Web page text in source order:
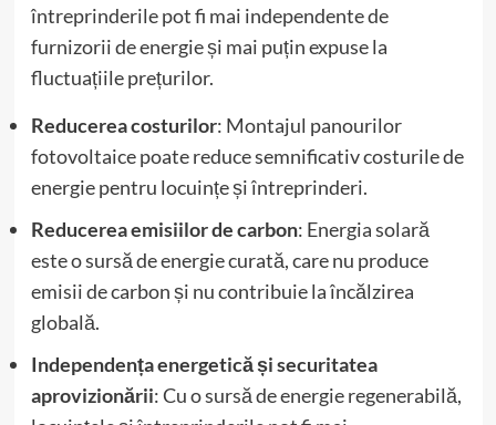
întreprinderile pot fi mai independente de
furnizorii de energie și mai puțin expuse la
fluctuațiile prețurilor.
Reducerea costurilor: Montajul panourilor
fotovoltaice poate reduce semnificativ costurile de
energie pentru locuințe și întreprinderi.
Reducerea emisiilor de carbon: Energia solară
este o sursă de energie curată, care nu produce
emisii de carbon și nu contribuie la încălzirea
globală.
Independența energetică și securitatea
aprovizionării: Cu o sursă de energie regenerabilă,